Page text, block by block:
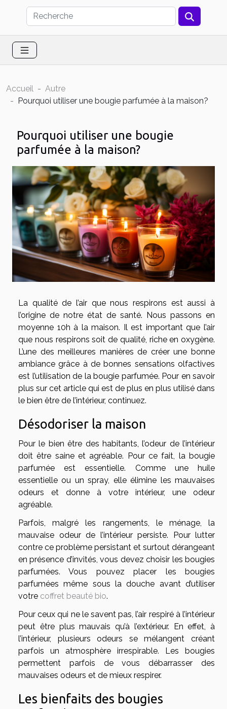
Accueil
Autre
Pourquoi utiliser une bougie parfumée à la maison?
Pourquoi utiliser une bougie
parfumée à la maison?
La qualité de l’air que nous respirons est aussi à
l’origine de notre état de santé. Nous passons en
moyenne 10h à la maison. Il est important que l’air
que nous respirons soit de qualité, riche en oxygène.
L’une des meilleures manières de créer une bonne
ambiance grâce à de bonnes sensations olfactives
est l’utilisation de la bougie parfumée. Pour en savoir
plus sur cet article qui est de plus en plus utilisé dans
le bien être de l’intérieur, continuez.
Désodoriser la maison
Pour le bien être des habitants, l’odeur de l’intérieur
doit être saine et agréable. Pour ce fait, la bougie
parfumée est essentielle. Comme une huile
essentielle ou un spray, elle élimine les mauvaises
odeurs et donne à votre intérieur, une odeur
agréable.
Parfois, malgré les rangements, le ménage, la
mauvaise odeur de l’intérieur persiste. Pour lutter
contre ce problème persistant et surtout dérangeant
en présence d’invités, vous devez choisir les bougies
parfumées. Vous pouvez placer les bougies
parfumées même sous la douche avant d’utiliser
votre coffret beauté bio.
Pour ceux qui ne le savent pas, l’air respiré à l’intérieur
peut être plus mauvais qu’à l’extérieur. En effet, à
l’intérieur, plusieurs odeurs se mélangent créant
parfois un atmosphère irrespirable. Les bougies
permettent parfois de vous débarrasser des
mauvaises odeurs et de mieux respirer.
Les bienfaits des bougies